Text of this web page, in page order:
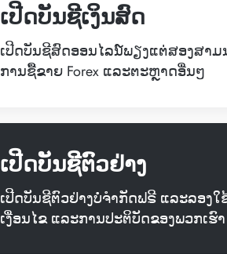
ເປີດບັນຊີເງິນສົດ
ເປີດບັນຊີສົດອອນໄລນ໌ພຽງແຕ່ສອງສາ
ການຊື້ຂາຍ Forex ແລະຕະຫຼາດອື່ນໆ
ເປີດບັນຊີຕົວຢ່າງ
ເປີດບັນຊີຕົວຢ່າງບໍ່ຈໍາກັດຟຣີ ແລະລອງໃ
ເງື່ອນໄຂ ແລະການປະຕິບັດຂອງພວກເຮົາ